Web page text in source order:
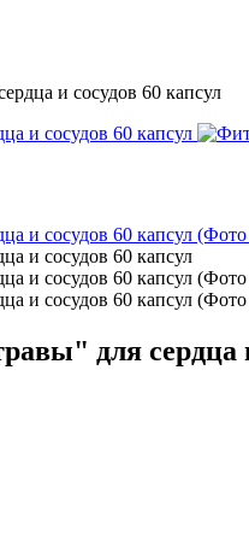
и сосудов 60 капсул
для сердца